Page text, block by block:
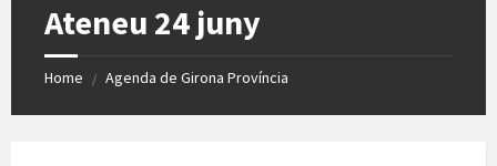
Ateneu 24 juny
Home / Agenda de Girona Província